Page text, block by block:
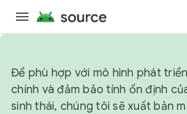
Để phù hợp với mô hình phát
chính và đảm bảo tính ổn định
sinh thái, chúng tôi sẽ xuất bản